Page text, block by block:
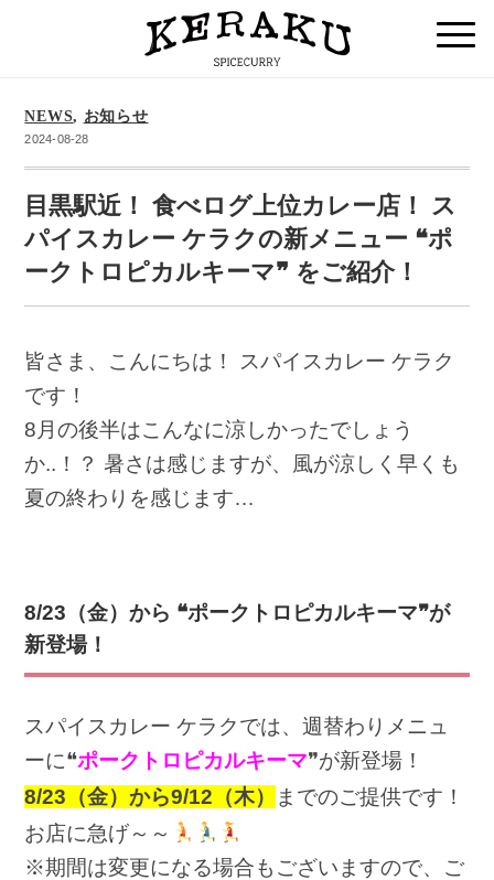
NEWS, お知らせ
2024-08-28
目黒駅近！ 食べログ上位カレー店！ ス
パイスカレー ケラクの新メニュー ❝ポ
ークトロピカルキーマ❞ をご紹介！
皆さま、こんにちは！ スパイスカレー ケラク
です！
8月の後半はこんなに涼しかったでしょう
か..！？ 暑さは感じますが、風が涼しく早くも
夏の終わりを感じます…
8/23 （金）から ❝ポークトロピカルキーマ❞が
新登場！
スパイスカレー ケラクでは、週替わりメニュ
ーに❝ポークトロピカルキーマ❞が新登場！
8/23（金）から9/12 （木）
までのご提供です！
お店に急げ～～
※期間は変更になる場合もございますので、ご